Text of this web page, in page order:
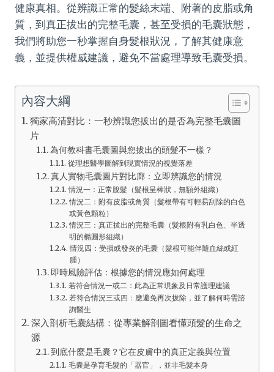
健康真相。從辨識正常的髮絲末端、附著的皮脂或角
質，到真正拔出的完整毛囊，甚至受損的毛囊狀態，
我們將助您一秒掌握自身髮根狀況，了解其健康意
義，並提供權威建議，避免不當處理導致毛囊受損。
內容大綱
獨家高清對比：一秒辨識您拔出的是否為完整毛囊圖
片
為何教科書毛囊圖與您拔出的頭髮不一樣？
從理想醫學圖解到現實情況的視覺落差
真人實物毛囊圖片對比廊：立即辨識您的情況
情況一：正常脫髮（髮根呈棒狀，無額外組織）
情況二：附有皮脂或角質（髮根帶有可輕易刮除的白色
或黃色顆粒）
情況三：真正拔出的完整毛囊（髮根附有乳白色、半透
明的橢圓形組織）
情況四：受損或發炎的毛囊（髮根可能伴隨血絲或紅
腫）
即時風險評估：根據您的情況應如何處理
若符合情況一或二：此為正常現象及日常護理建議
若符合情況三或四：應避免再次拔除，並了解何時需諮
詢醫生
深入剖析毛囊結構：從專業解剖圖看懂頭髮的生命之
源
到底什麼是毛囊？它在皮膚中的真正定義與位置
毛囊是孕育毛髮的「器官」，並非毛髮本身